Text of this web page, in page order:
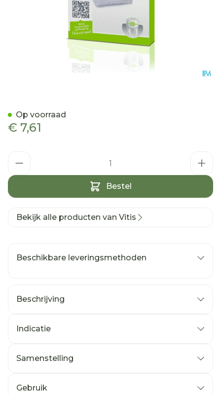
€ 7,61
Bestel
Op voorraad
Bekijk alle producten van Vitis
Beschikbare leveringsmethoden
Beschrijving
Indicatie
Samenstelling
Gebruik